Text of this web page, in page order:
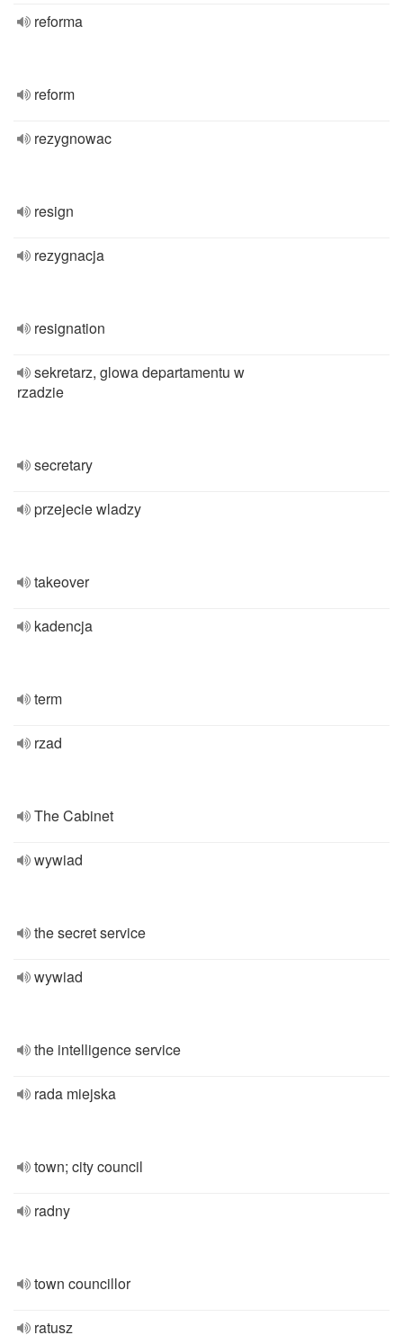
reforma
reform
rezygnowac
resign
rezygnacja
resignation
sekretarz, glowa departamentu w
rzadzie
secretary
przejecie wladzy
takeover
kadencja
term
rzad
The Cabinet
wywiad
the secret service
wywiad
the intelligence service
rada miejska
town; city council
radny
town councillor
ratusz